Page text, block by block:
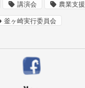
講演会 農業支援
釜ヶ崎実行委員会